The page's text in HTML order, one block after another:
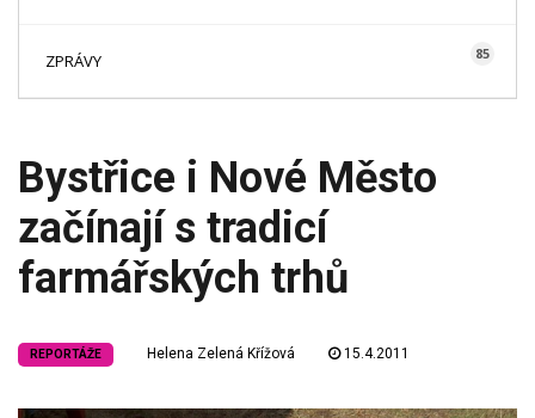
ZPRÁVY 85
Bystřice i Nové Město
začínají s tradicí
farmářských trhů
REPORTÁŽE Helena Zelená Křížová 15.4.2011